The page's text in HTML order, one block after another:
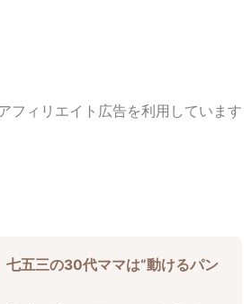
フィリエイト広告を利用しています
七五三の30代ママは“動けるパン